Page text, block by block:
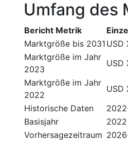
Umfang des
Bericht Metrik
Marktgröße bis 2031 USD
Marktgröße im Jahr
2023
USD
Marktgröße im Jahr
2022
USD
Historische Daten
Basisjahr
2022
Vorhersagezeitraum